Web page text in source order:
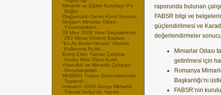
Mimarlık ve Eğitim Kurultayı V’e
Doğru ..
Olağanüstü Genel Kurul Sonrası
Değişen Mimarlar Odası
Yönetmelikleri ..
29 Mart 2009 Yerel Seçimlerinde
283 Mimar Göreve Başladı ..
“En Az Bedel Hesabı” Hizmeti
Kullanıma Açıldı ..
Enerji Etkin Yapılar Çalışma
Grubu Web Sitesi Açıldı ..
Yoksulluk ve Mimarlık Çalıştayı
Gerçekleştirildi ..
MOBBİG Trakya Üniversitesi’nde
Toplandı ..
Interarch 2009 Dünya Mimarlık
Trienali Sofya’da Yapıldı ..
raporunda bulunan
FABSR bilgi ve
güçlendirilmesi ve
değerlendirmeler
Mimarlar Odası
getirilmesi için
Romanya
Başkanlığı’nı
FABSR’nin